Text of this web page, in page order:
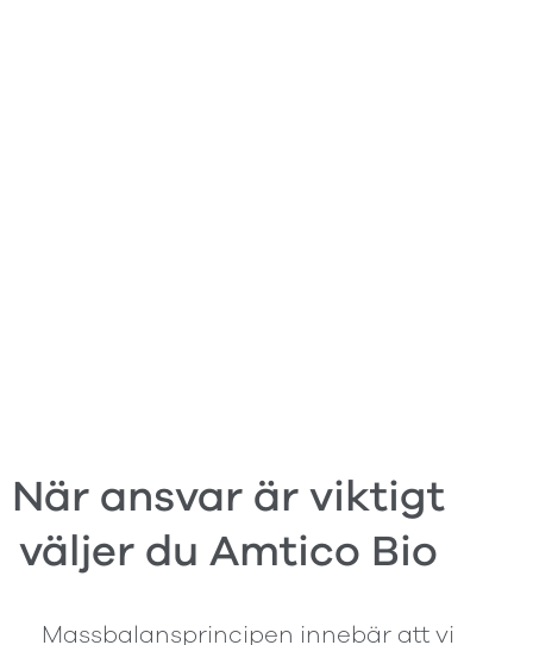
När ansvar är viktigt
väljer du Amtico Bio
Massbalansprincipen innebär att vi